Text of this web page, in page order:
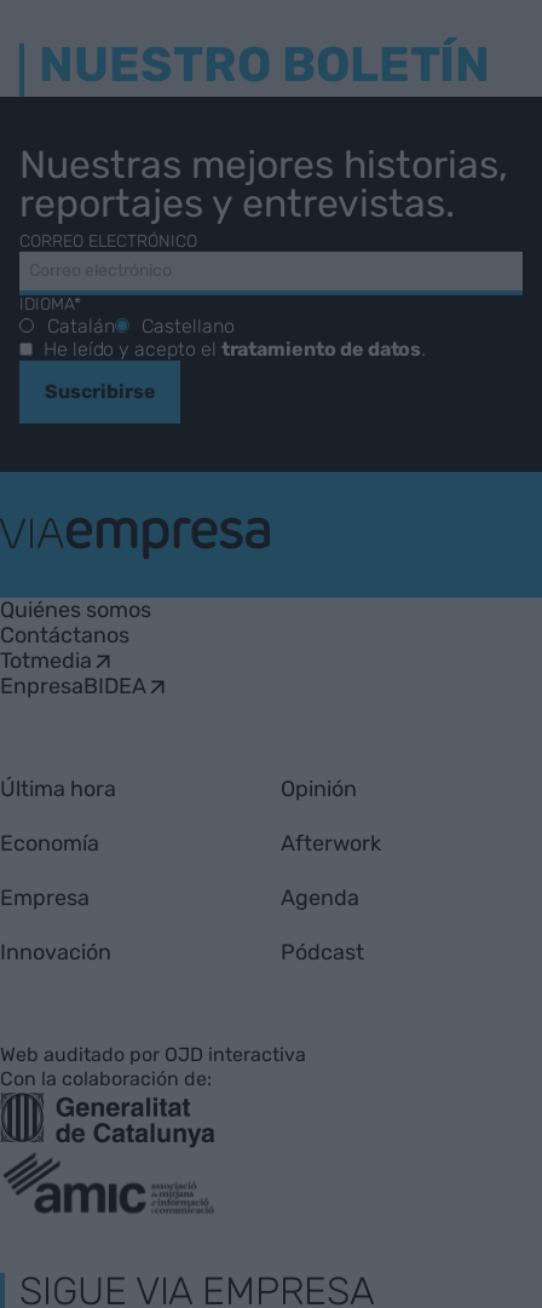
NUESTRO BOLETÍN
Nuestras mejores historias,
reportajes y entrevistas.
CORREO ELECTRÓNICO
IDIOMA*
Catalán
Castellano
He leído y acepto el tratamiento de datos.
Suscribirse
Empresa
Quiénes somos
Contáctanos
Totmedia
EnpresaBIDEA
Última hora
Economía
Empresa
Innovación
Opinión
Afterwork
Agenda
Pódcast
Web auditado por OJD interactiva
Con la colaboración de:
SIGUE VIA EMPRESA